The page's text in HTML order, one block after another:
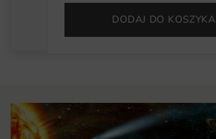
DODAJ DO KOSZYKA